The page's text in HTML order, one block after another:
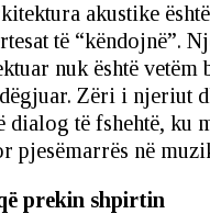
akustike
të “këndojnë”.
nuk është vetëm
Zëri i njeriut
dialog të fshehtë, ku
pjesëmarrës në
prekin shpirtin